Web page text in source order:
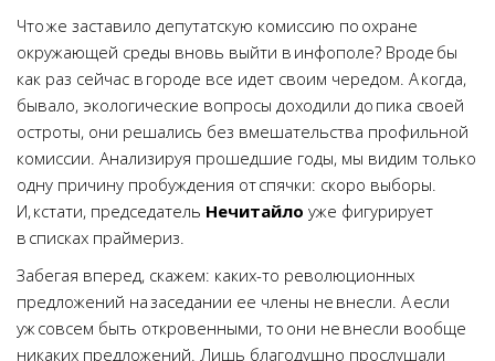
Что же заставило депутатскую комиссию по охране
окружающей среды вновь выйти в инфополе? Вроде бы
как раз сейчас в городе все идет своим чередом. А когда,
бывало, экологические вопросы доходили до пика своей
остроты, они решались без вмешательства профильной
комиссии. Анализируя прошедшие годы, мы видим только
одну причину пробуждения от спячки: скоро выборы.
И, кстати, председатель Нечитайло уже фигурирует
в списках праймериз.
Забегая вперед, скажем: каких-то революционных
предложений на заседании ее члены не внесли. А если
уж совсем быть откровенными, то они не внесли вообще
никаких предложений. Лишь благодушно прослушали